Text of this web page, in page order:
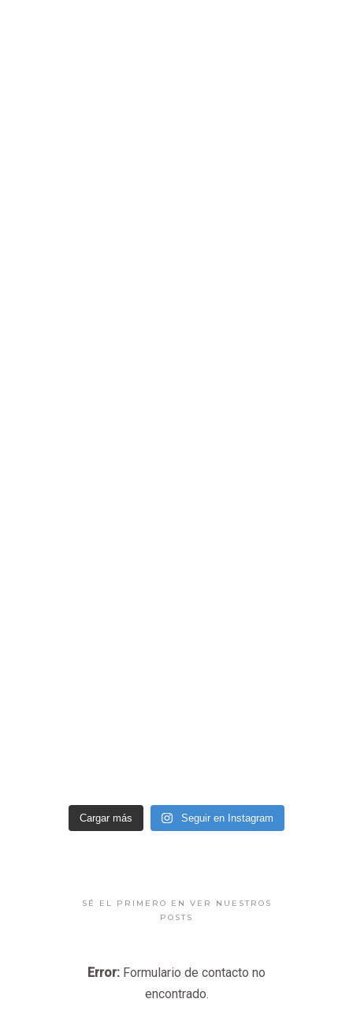
Cargar más Seguir en Instagram
SÉ EL PRIMERO EN VER NUESTROS
POSTS
Error: Formulario de contacto no
encontrado.